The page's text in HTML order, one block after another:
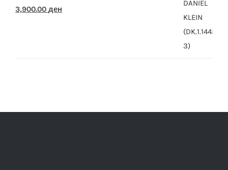
Original
3,900.00 ден